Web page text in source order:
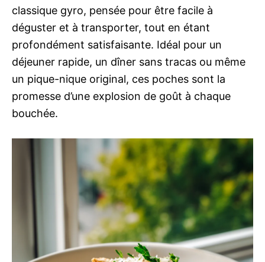
classique gyro, pensée pour être facile à
déguster et à transporter, tout en étant
profondément satisfaisante. Idéal pour un
déjeuner rapide, un dîner sans tracas ou même
un pique-nique original, ces poches sont la
promesse d’une explosion de goût à chaque
bouchée.